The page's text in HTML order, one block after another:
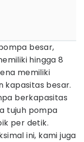
besar,
hingga 8
memiliki
kapasitas besar.
berkapasitas
tujuh pompa
per detik.
ini, kami juga